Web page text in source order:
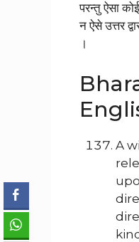
परन्तु ऐसा
न ऐसे उत्तर
।
A